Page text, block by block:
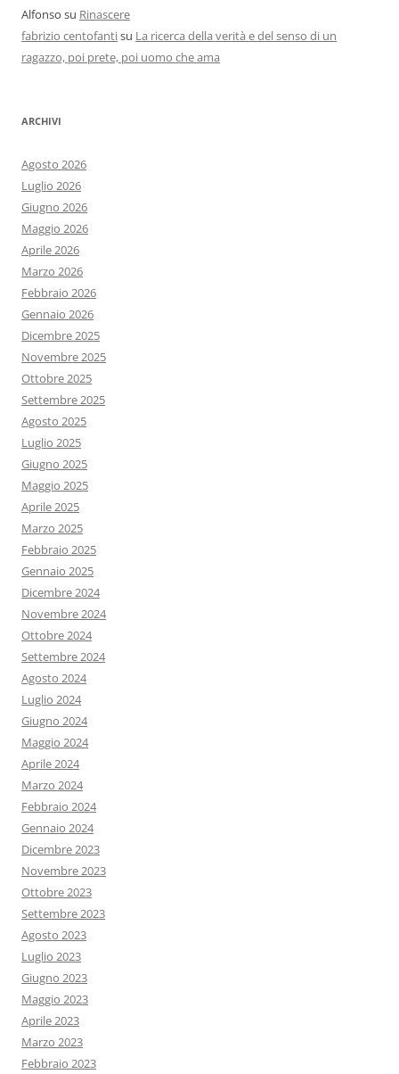
Alfonso su Rinascere
fabrizio centofantisu La ricerca della verità e del senso di un
ragazzo, poi prete, poi uomo che ama
ARCHIVI
Agosto 2026
Luglio 2026
Giugno 2026
Maggio 2026
Aprile 2026
Marzo 2026
Febbraio 2026
Gennaio 2026
Dicembre 2025
Novembre 2025
Ottobre 2025
Settembre 2025
Agosto 2025
Luglio 2025
Giugno 2025
Maggio 2025
Aprile 2025
Marzo 2025
Febbraio 2025
Gennaio 2025
Dicembre 2024
Novembre 2024
Ottobre 2024
Settembre 2024
Agosto 2024
Luglio 2024
Giugno 2024
Maggio 2024
Aprile 2024
Marzo 2024
Febbraio 2024
Gennaio 2024
Dicembre 2023
Novembre 2023
Ottobre 2023
Settembre 2023
Agosto 2023
Luglio 2023
Giugno 2023
Maggio 2023
Aprile 2023
Marzo 2023
Febbraio 2023